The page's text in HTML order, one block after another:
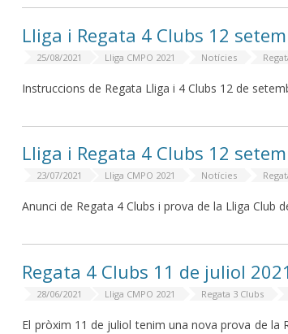
Lliga i Regata 4 Clubs 12
25/08/2021 Lliga CMPO 2021 Notícies
Instruccions de Regata Lliga i 4 Clubs 12 de
Lliga i Regata 4 Clubs 12
23/07/2021 Lliga CMPO 2021 Notícies
Anunci de Regata 4 Clubs i prova de la Lliga Club
Regata 4 Clubs 11 de juliol 2021
28/06/2021 Lliga CMPO 2021 Regata 3 Clubs
El pròxim 11 de juliol tenim una nova prova de la